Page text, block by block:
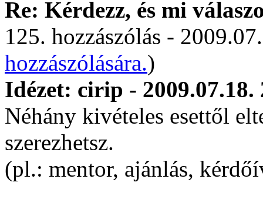
Re: Kérdezz, és mi
125. hozzászólás -
hozzászólására.)
Idézet: cirip - 2009.07.18.
Néhány kivételes esettől
szerezhetsz.
(pl.: mentor, ajánlás,